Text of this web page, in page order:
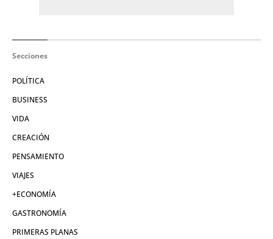
Secciones
POLÍTICA
BUSINESS
VIDA
CREACIÓN
PENSAMIENTO
VIAJES
+ECONOMÍA
GASTRONOMÍA
PRIMERAS PLANAS